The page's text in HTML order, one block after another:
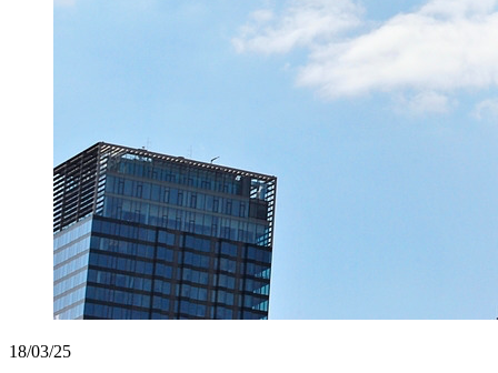
18/03/25